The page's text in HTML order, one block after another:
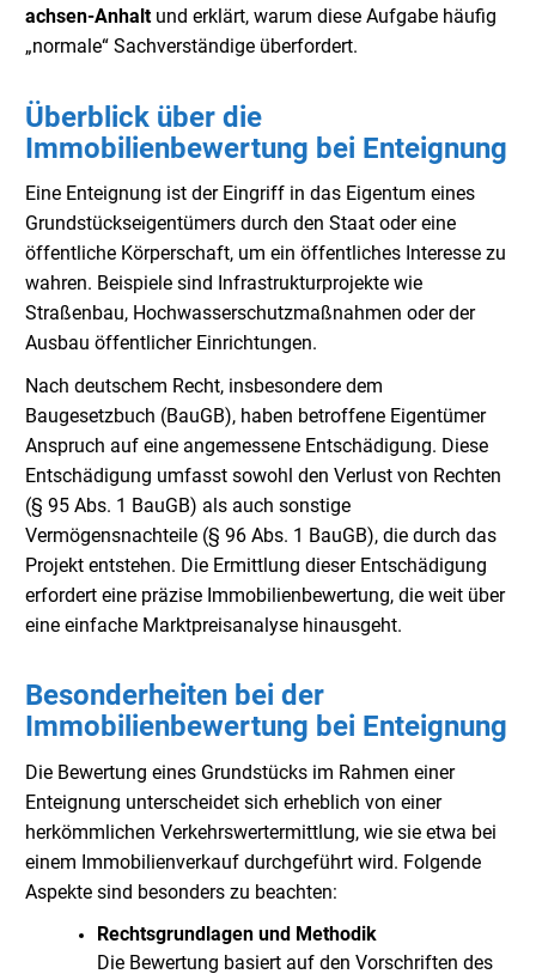
achsen-Anhalt und erklärt, warum diese Aufgabe häufig
„normale“ Sachverständige überfordert.
Überblick über die
Immobilienbewertung bei Enteignung
Eine Enteignung ist der Eingriff in das Eigentum eines
Grundstückseigentümers durch den Staat oder eine
öffentliche Körperschaft, um ein öffentliches Interesse zu
wahren. Beispiele sind Infrastrukturprojekte wie
Straßenbau, Hochwasserschutzmaßnahmen oder der
Ausbau öffentlicher Einrichtungen.
Nach deutschem Recht, insbesondere dem
Baugesetzbuch (BauGB), haben betroffene Eigentümer
Anspruch auf eine angemessene Entschädigung. Diese
Entschädigung umfasst sowohl den Verlust von Rechten
(§ 95 Abs. 1 BauGB) als auch sonstige
Vermögensnachteile (§ 96 Abs. 1 BauGB), die durch das
Projekt entstehen. Die Ermittlung dieser Entschädigung
erfordert eine präzise Immobilienbewertung, die weit über
eine einfache Marktpreisanalyse hinausgeht.
Besonderheiten bei der
Immobilienbewertung bei Enteignung
Die Bewertung eines Grundstücks im Rahmen einer
Enteignung unterscheidet sich erheblich von einer
herkömmlichen Verkehrswertermittlung, wie sie etwa bei
einem Immobilienverkauf durchgeführt wird. Folgende
Aspekte sind besonders zu beachten:
Rechtsgrundlagen und Methodik
Die Bewertung basiert auf den Vorschriften des